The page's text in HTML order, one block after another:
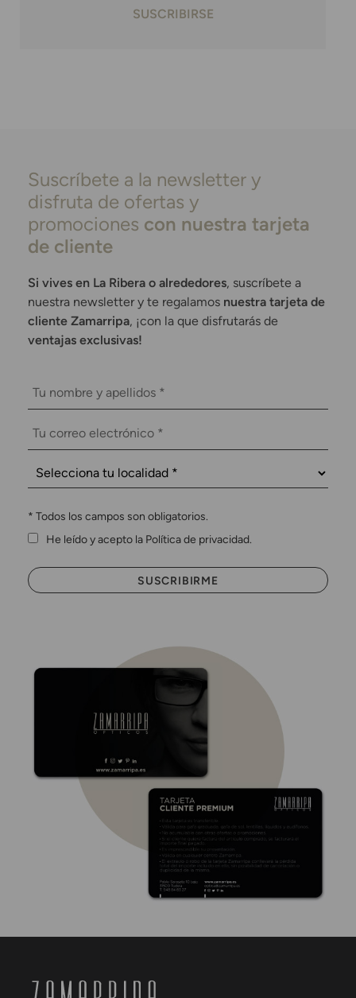
SUSCRIBIRSE
Suscríbete a la newsletter y
disfruta de ofertas y
promociones con nuestra tarjeta
de cliente
Si vives en La Ribera o alrededores, suscríbete a
nuestra newsletter y te regalamos nuestra tarjeta de
cliente Zamarripa, ¡con la que disfrutarás de
ventajas exclusivas!
* Todos los campos son obligatorios.
He leído y acepto la Política de privacidad.